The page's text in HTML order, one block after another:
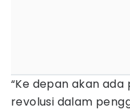
“Ke depan akan
revolusi dalam